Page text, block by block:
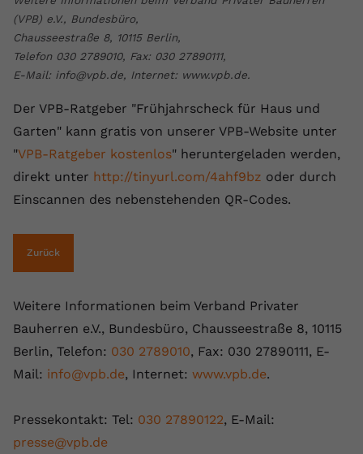
(VPB) e.V., Bundesbüro,
Chausseestraße 8, 10115 Berlin,
Telefon 030 2789010, Fax: 030 27890111,
E-Mail: info@vpb.de, Internet: www.vpb.de.
Der VPB-Ratgeber "Frühjahrscheck für Haus und
Garten" kann gratis von unserer VPB-Website unter
"VPB-Ratgeber kostenlos" heruntergeladen werden,
direkt unter http://tinyurl.com/4ahf9bz oder durch
Einscannen des nebenstehenden QR-Codes.
Zurück
Weitere Informationen beim Verband Privater
Bauherren e.V., Bundesbüro, Chausseestraße 8, 10115
Berlin, Telefon: 030 2789010, Fax: 030 27890111, E-
Mail: info@vpb.de, Internet: www.vpb.de.
Pressekontakt: Tel: 030 27890122, E-Mail:
presse@vpb.de